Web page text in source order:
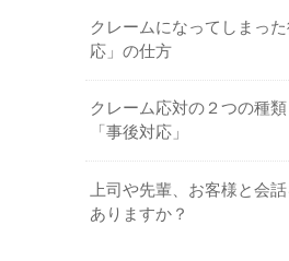
クレームになってしまっ
応」の仕方
クレーム応対の２つの種
「事後対応」
上司や先輩、お客様と会
ありますか？